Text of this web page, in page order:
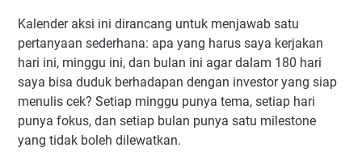
Ekosistem Investor
Minggu 15–16 — Hari 106 hingga 120: Memulai
Percakapan Pertama
BULAN 5 (Hari 121–150): Menyempurnakan Narasi dan
Materi Pitch
Minggu 17–18 — Hari 121 hingga 135: Membangun Pitch
Deck yang Benar
Kalender aksi ini dirancang untuk menjawab satu
pertanyaan sederhana: apa yang harus saya kerjakan
hari ini, minggu ini, dan bulan ini agar dalam 180 hari
saya bisa duduk berhadapan dengan investor yang siap
menulis cek? Setiap minggu punya tema, setiap hari
punya fokus, dan setiap bulan punya satu milestone
yang tidak boleh dilewatkan.